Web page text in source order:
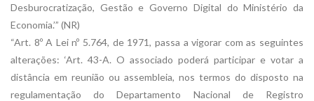
Desburocratização, Gestão e Governo Digital do Ministério da
Economia.’” (NR)
“Art. 8º A Lei nº 5.764, de 1971, passa a vigorar com as seguintes
alterações: ‘Art. 43-A. O associado poderá participar e votar a
distância em reunião ou assembleia, nos termos do disposto na
regulamentação do Departamento Nacional de Registro